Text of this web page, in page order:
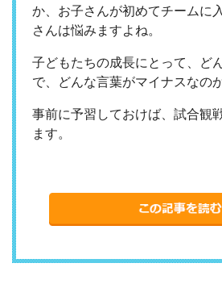
か、お子さんが初めてチームに
さんは悩みますよね。
子どもたちの成長にとって、ど
で、どんな言葉がマイナスなのか
事前に予習しておけば、試合観
ます。